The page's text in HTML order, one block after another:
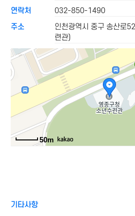
연락처
032-850-1490
주소
인천광역시 중구 송산로
련관)
50m
기타사항